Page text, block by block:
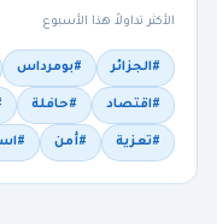
الأكثر تداولاً هذا الأسبوع
#الجزائر #بومرداس
#اقتصاد #حافلة
#تعزية #أمن